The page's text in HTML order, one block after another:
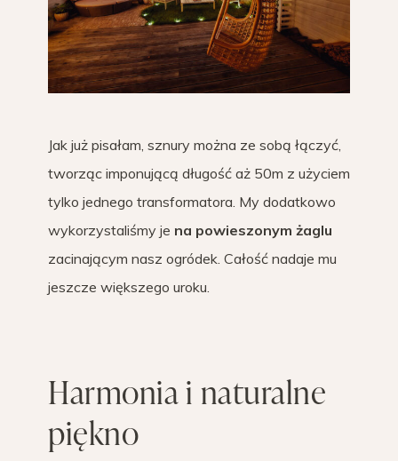
Jak już pisałam, sznury można ze sobą łączyć,
tworząc imponującą długość aż 50m z użyciem
tylko jednego transformatora. My dodatkowo
wykorzystaliśmy je na powieszonym żaglu
zacinającym nasz ogródek. Całość nadaje mu
jeszcze większego uroku.
Harmonia i naturalne
piękno